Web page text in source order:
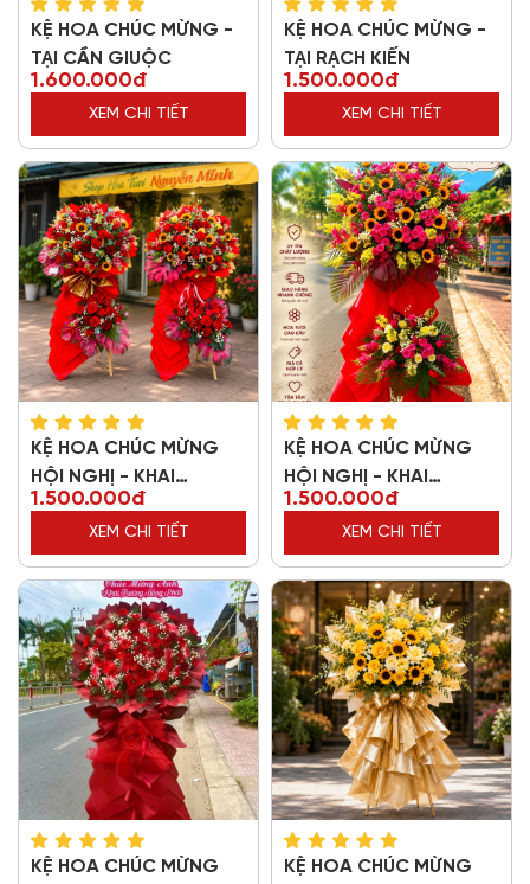
KỆ HOA CHÚC MỪNG -
TẠI CẦN GIUỘC
1.600.000đ
XEM CHI TIẾT
KỆ HOA CHÚC MỪNG -
TẠI RẠCH KIẾN
1.500.000đ
XEM CHI TIẾT
KỆ HOA CHÚC MỪNG
HỘI NGHỊ - KHAI
TRƯƠNG 11785
1.500.000đ
XEM CHI TIẾT
KỆ HOA CHÚC MỪNG
HỘI NGHỊ - KHAI
TRƯƠNG 57823
1.500.000đ
XEM CHI TIẾT
KỆ HOA CHÚC MỪNG
KỆ HOA CHÚC MỪNG